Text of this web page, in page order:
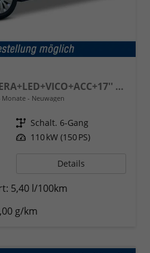
Limited (Life+) KAMERA+LED+VICO+ACC+17'' ALU
Monate Neuwagen
Getriebe Schalt. 6-Gang
Leistung 110 kW (150 PS)
Details
5,40 l/100km
g/km